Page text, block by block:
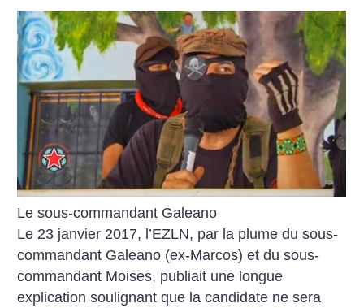
Le sous-commandant Galeano
Le 23 janvier 2017, l’EZLN, par la plume du sous-
commandant Galeano (ex-Marcos) et du sous-
commandant Moises, publiait une longue
explication soulignant que la candidate ne sera